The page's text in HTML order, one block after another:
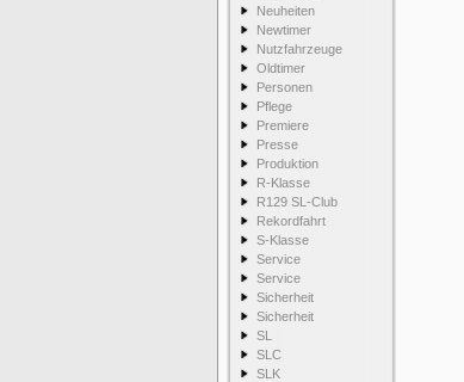
Neuheiten
Newtimer
Nutzfahrzeuge
Oldtimer
Personen
Pflege
Premiere
Presse
Produktion
R-Klasse
R129 SL-Club
Rekordfahrt
S-Klasse
Service
Service
Sicherheit
Sicherheit
SL
SLC
SLK